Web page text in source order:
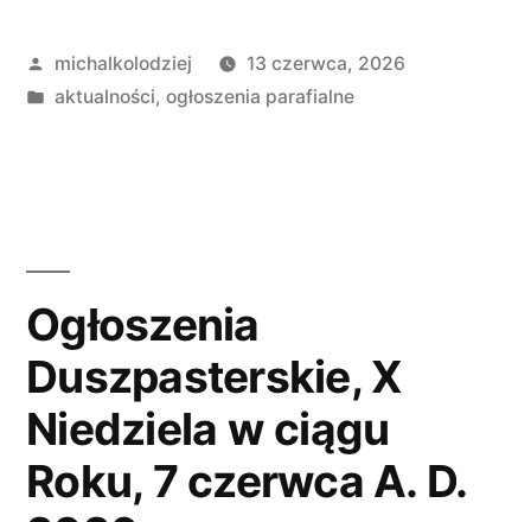
czerwca
A.
Opublikowane
przez
michalkolodziej
13 czerwca, 2026
Opublikowano
aktualności, ogłoszenia parafialne
Ogłoszenia
Duszpasterskie, X
Niedziela w ciągu
Roku, 7 czerwca A. D.